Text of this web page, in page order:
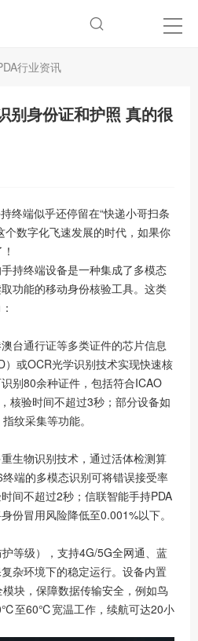
行业资讯
别身份证和护照 真的很
终端似乎还停留在“快递小哥扫条
个数字化飞速发展的时代，如果你
持终端设备是一种集成了多模态
功能的移动身份核验工具。这类
台通行证等多类证件的芯片信息
或OCR光学识别技术实现快速核
别80余种证件，包括符合ICAO
核验时间不超过3秒；部分设备如
纹采集等功能。
生物识别技术，通过活体检测算
端的多模态识别可将错误接受率
间不超过2秒；信联智能手持PDA
份冒用风险降低至0.001%以下。
等级），支持4G/5G全网通、蓝
杂环境下的稳定运行。设备内置
块，保障数据传输安全，例如鸟
至60℃宽温工作，续航可达20小